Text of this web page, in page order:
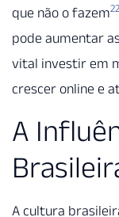
que não o fazem22
pode aumentar
vital investir em
crescer online e
A
A cultura